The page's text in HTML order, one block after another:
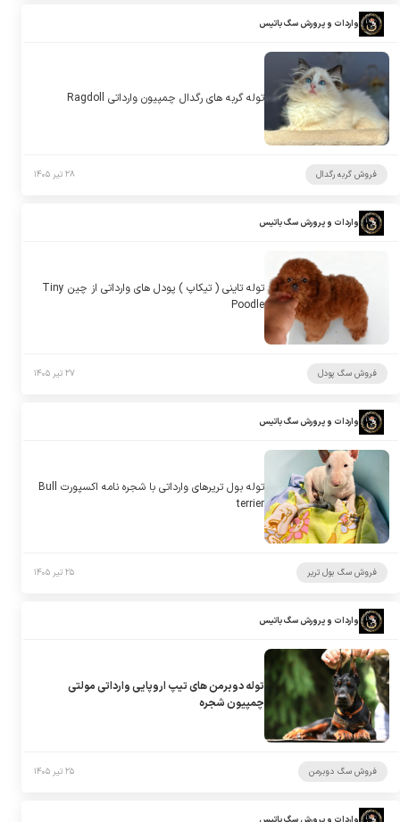
واردات و پرورش سگ باتیس
توله گربه های رگدال چمپیون وارداتی Ragdoll
فروش گربه رگدال ۲۸ تیر ۱۴۰۵
واردات و پرورش سگ باتیس
توله تاینی ( تیکاپ ) پودل های وارداتی از چین Tiny
Poodle
فروش سگ پودل ۲۷ تیر ۱۴۰۵
واردات و پرورش سگ باتیس
توله بول تریرهای وارداتی با شجره نامه اکسپورت Bull
terrier
فروش سگ بول تریر ۲۵ تیر ۱۴۰۵
واردات و پرورش سگ باتیس
توله دوبرمن های تیپ اروپایی وارداتی مولتی
چمپیون شجره
فروش سگ دوبرمن ۲۵ تیر ۱۴۰۵